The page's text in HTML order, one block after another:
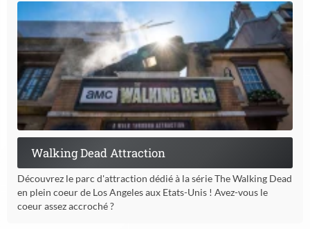
Walking Dead Attraction
Découvrez le parc d'attraction dédié à la série The Walking Dead
en plein coeur de Los Angeles aux Etats-Unis ! Avez-vous le
coeur assez accroché ?